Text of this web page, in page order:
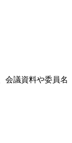
会議資料や委員名